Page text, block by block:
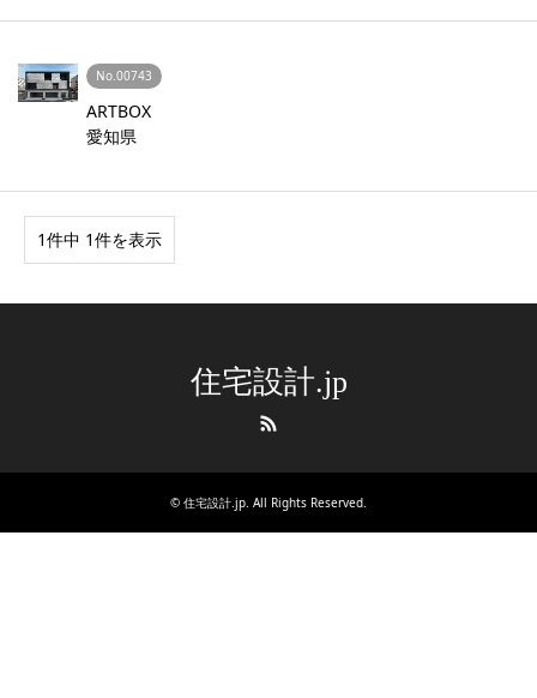
No.00743
ARTBOX
愛知県
1件中 1件を表示
住宅設計.jp
© 住宅設計.jp. All Rights Reserved.